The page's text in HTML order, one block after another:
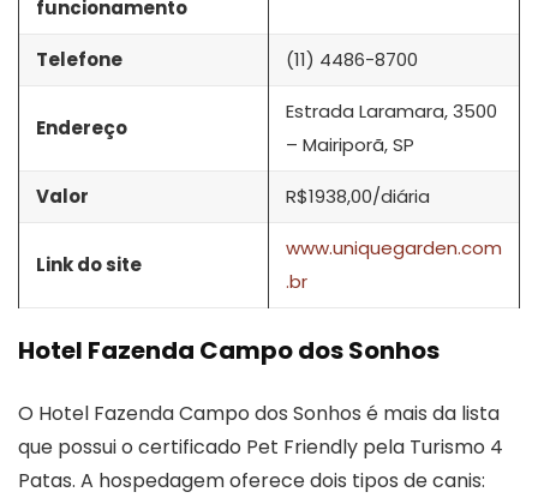
funcionamento
Telefone (11) 4486-8700
Endereço
Estrada Laramara, 3500
– Mairiporã, SP
Valor R$1938,00/diária
Link do site
www.uniquegarden.com
.br
Hotel Fazenda Campo dos Sonhos
O Hotel Fazenda Campo dos Sonhos é mais da lista
que possui o certificado Pet Friendly pela Turismo 4
Patas. A hospedagem oferece dois tipos de canis: